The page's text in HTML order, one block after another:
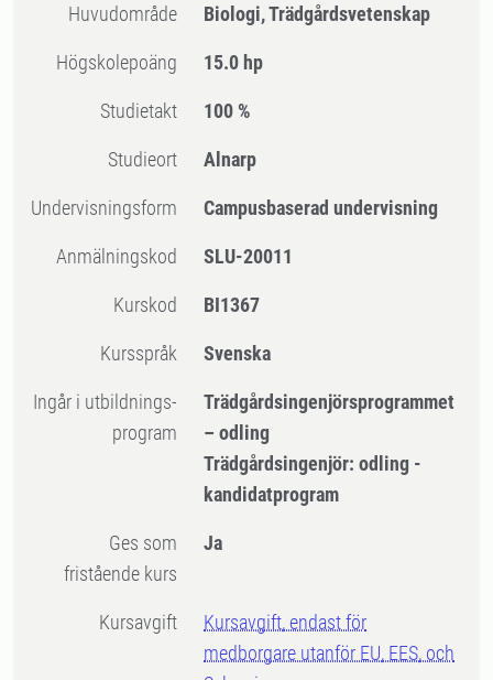
Huvudområde Biologi, Trädgårdsvetenskap
högskolepoäng 15.0 hp
Studietakt 100 %
Studieort Alnarp
Undervisningsform Campusbaserad undervisning
Anmälningskod SLU-20011
Kurskod BI1367
Kursspråk Svenska
Ingår i utbildnings-
program
Trädgårdsingenjörsprogrammet
– odling
Trädgårdsingenjör: odling -
kandidatprogram
Ges som
fristående kurs
Ja
Kursavgift
Kursavgift, endast för
medborgare utanför EU, EES, och